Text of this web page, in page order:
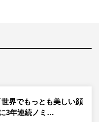
総力をあげて制作してお
のは難しいのでは？」
登場している林ゆめへの
界でもっとも美しい顔
3年連続ノミ…